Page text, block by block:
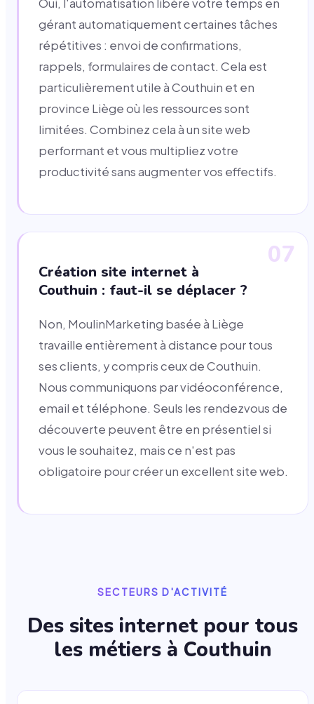
Oui, l'automatisation libère votre temps en
gérant automatiquement certaines tâches
répétitives : envoi de confirmations,
rappels, formulaires de contact. Cela est
particulièrement utile à Couthuin et en
province Liège où les ressources sont
limitées. Combinez cela à un site web
performant et vous multipliez votre
productivité sans augmenter vos effectifs.
07
Création site internet à
Couthuin : faut-il se déplacer ?
Non, MoulinMarketing basée à Liège
travaille entièrement à distance pour tous
ses clients, y compris ceux de Couthuin.
Nous communiquons par vidéoconférence,
email et téléphone. Seuls les rendezvous de
découverte peuvent être en présentiel si
vous le souhaitez, mais ce n'est pas
obligatoire pour créer un excellent site web.
SECTEURS D'ACTIVITÉ
Des sites internet pour tous
les métiers à Couthuin